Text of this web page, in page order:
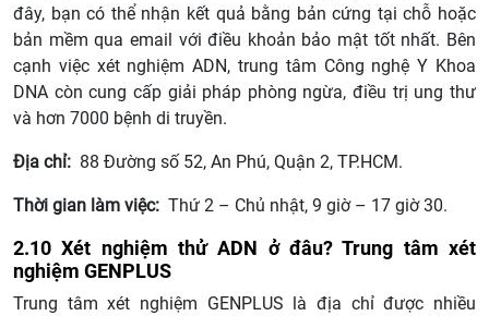
đây, bạn có thể nhận kết quả bằng bản cứng tại chỗ hoặc
bản mềm qua email với điều khoản bảo mật tốt nhất. Bên
cạnh việc xét nghiệm ADN, trung tâm Công nghệ Y Khoa
DNA còn cung cấp giải pháp phòng ngừa, điều trị ung thư
và hơn 7000 bệnh di truyền.
Địa chỉ: 88 Đường số 52, An Phú, Quận 2, TP.HCM.
Thời gian làm việc: Thứ 2 – Chủ nhật, 9 giờ – 17 giờ 30.
2.10 Xét nghiệm thử ADN ở đâu? Trung tâm xét
nghiệm GENPLUS
Trung tâm xét nghiệm GENPLUS là địa chỉ được nhiều